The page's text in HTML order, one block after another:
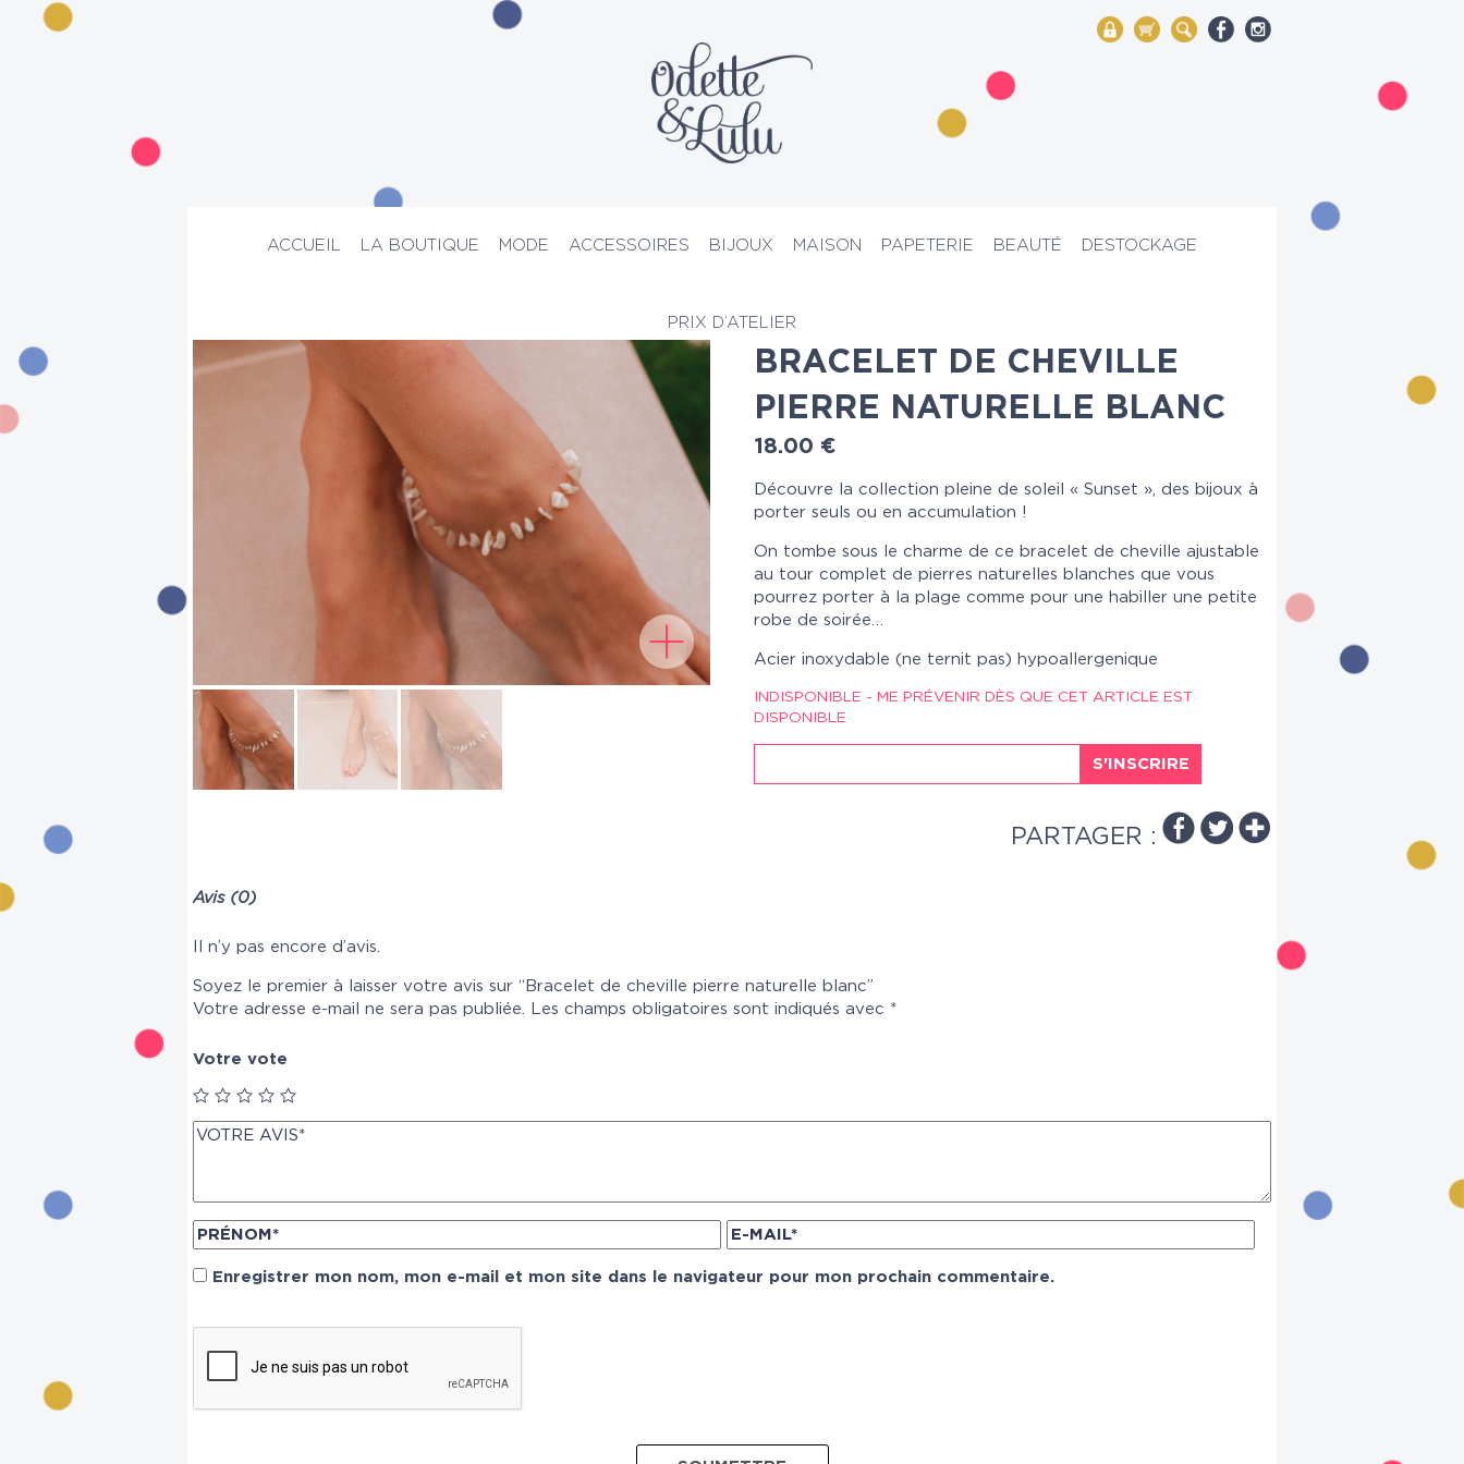
My Account
Mon panier
Rechercher
ACCUEIL LA BOUTIQUE MODE ACCESSOIRES BIJOUX MAISON PAPETERIE BEAUTÉ DESTOCKAGE
PRIX D’ATELIER
BRACELET DE CHEVILLE
PIERRE NATURELLE BLANC
18.00 €
Découvre la collection pleine de soleil « Sunset », des bijoux à
porter seuls ou en accumulation !
On tombe sous le charme de ce bracelet de cheville ajustable
au tour complet de pierres naturelles blanches que vous
pourrez porter à la plage comme pour une habiller une petite
robe de soirée…
Acier inoxydable (ne ternit pas) hypoallergenique
INDISPONIBLE - ME PRÉVENIR DÈS QUE CET ARTICLE EST
DISPONIBLE
S'INSCRIRE
PARTAGER :
Avis (0)
Il n’y pas encore d’avis.
Soyez le premier à laisser votre avis sur “Bracelet de cheville pierre naturelle blanc”
Votre adresse e-mail ne sera pas publiée.
Les champs obligatoires sont indiqués avec *
Votre vote
Enregistrer mon nom, mon e-mail et mon site dans le navigateur pour mon prochain commentaire.